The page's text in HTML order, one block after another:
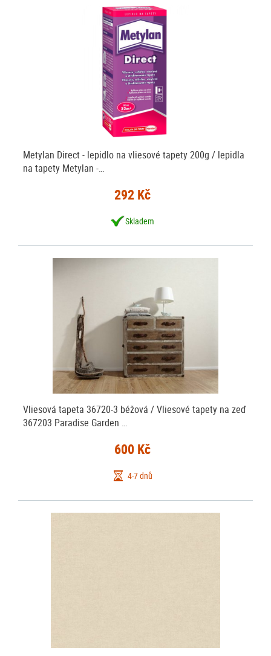
Metylan Direct - lepidlo na vliesové tapety 200g / lepidla
na tapety Metylan -…
292 Kč
Skladem
Vliesová tapeta 36720-3 béžová / Vliesové tapety na zeď
367203 Paradise Garden …
600 Kč
4-7 dnů